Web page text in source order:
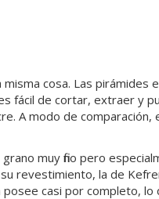
cosa. Las pirámides
fácil de cortar, extraer y
A modo de comparación,
muy fino pero
revestimiento, la de
casi por completo,